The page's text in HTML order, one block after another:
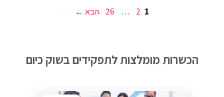
עמוד
1 עמוד
2
… עמוד
26 הבא →
הכשרות מומלצות לתפקידים בשוק כיום